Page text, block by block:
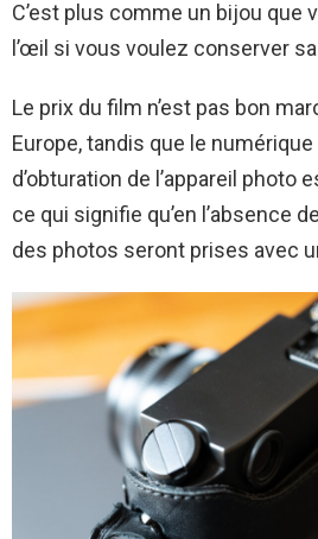
C’est plus comme un bijou que
l’œil si vous voulez conserver sa
Le prix du film n’est pas bon
Europe, tandis que le
d’obturation de l’appareil photo
ce qui signifie qu’en l’absence
des photos seront prises avec